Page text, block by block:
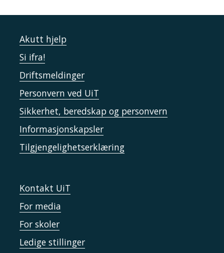
Akutt hjelp
Si ifra!
Driftsmeldinger
Personvern ved UiT
Sikkerhet, beredskap og personvern
Informasjonskapsler
Tilgjengelighetserklæring
Kontakt UiT
For media
For skoler
Ledige stillinger